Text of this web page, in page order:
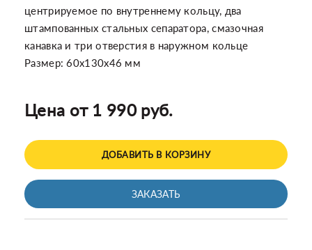
центрируемое по внутреннему кольцу, два
штампованных стальных сепаратора, смазочная
канавка и три отверстия в наружном кольце
Размер: 60x130x46 мм
Цена от 1 990 руб.
ДОБАВИТЬ В КОРЗИНУ
ЗАКАЗАТЬ